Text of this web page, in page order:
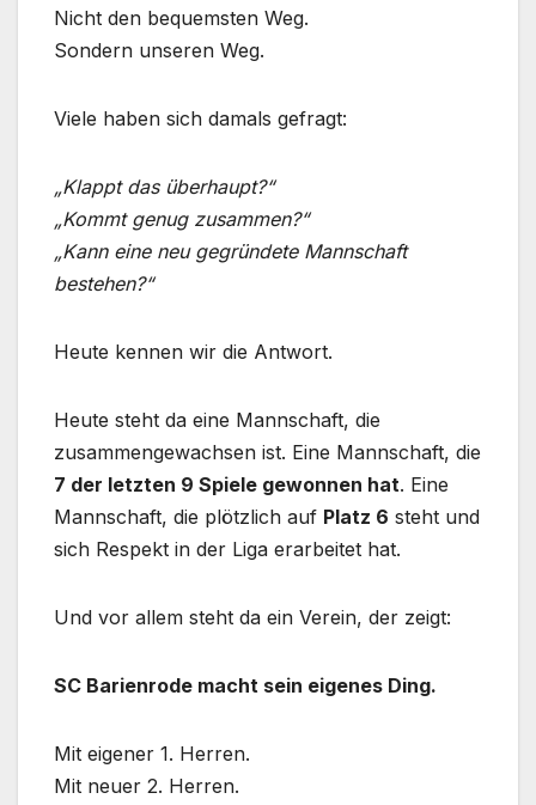
Nicht den bequemsten Weg.
Sondern unseren Weg.
Viele haben sich damals gefragt:
„Klappt das überhaupt?“
„Kommt genug zusammen?“
„Kann eine neu gegründete Mannschaft
bestehen?“
Heute kennen wir die Antwort.
Heute steht da eine Mannschaft, die
zusammengewachsen ist. Eine Mannschaft, die
7 der letzten 9 Spiele gewonnen hat. Eine
Mannschaft, die plötzlich auf Platz 6 steht und
sich Respekt in der Liga erarbeitet hat.
Und vor allem steht da ein Verein, der zeigt:
SC Barienrode macht sein eigenes Ding.
Mit eigener 1. Herren.
Mit neuer 2. Herren.